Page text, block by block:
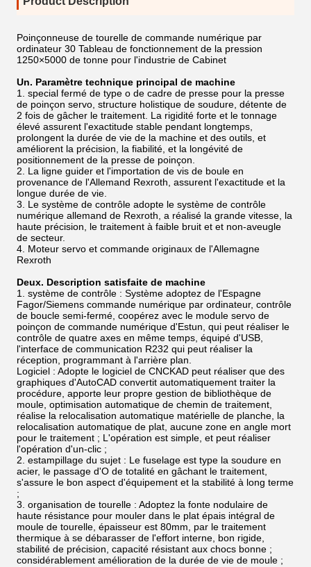
Poinçonneuse de tourelle de commande numérique par
ordinateur 30 Tableau de fonctionnement de la pression
1250×5000 de tonne pour l'industrie de Cabinet
Un. Paramètre technique principal de machine
1. special fermé de type o de cadre de presse pour la presse
de poinçon servo, structure holistique de soudure, détente de
2 fois de gâcher le traitement. La rigidité forte et le tonnage
élevé assurent l'exactitude stable pendant longtemps,
prolongent la durée de vie de la machine et des outils, et
améliorent la précision, la fiabilité, et la longévité de
positionnement de la presse de poinçon.
2. La ligne guider et l'importation de vis de boule en
provenance de l'Allemand Rexroth, assurent l'exactitude et la
longue durée de vie.
3. Le système de contrôle adopte le système de contrôle
numérique allemand de Rexroth, a réalisé la grande vitesse, la
haute précision, le traitement à faible bruit et et non-aveugle
de secteur.
4. Moteur servo et commande originaux de l'Allemagne
Rexroth
Deux. Description satisfaite de machine
1. système de contrôle : Système adoptez de l'Espagne
Fagor/Siemens commande numérique par ordinateur, contrôle
de boucle semi-fermé, coopérez avec le module servo de
poinçon de commande numérique d'Estun, qui peut réaliser le
contrôle de quatre axes en même temps, équipé d'USB,
l'interface de communication R232 qui peut réaliser la
réception, programmant à l'arrière plan.
Logiciel : Adopte le logiciel de CNCKAD peut réaliser que des
graphiques d'AutoCAD convertit automatiquement traiter la
procédure, apporte leur propre gestion de bibliothèque de
moule, optimisation automatique de chemin de traitement,
réalise la relocalisation automatique matérielle de planche, la
relocalisation automatique de plat, aucune zone en angle mort
pour le traitement ; L'opération est simple, et peut réaliser
l'opération d'un-clic ;
2. estampillage du sujet : Le fuselage est type la soudure en
acier, le passage d'O de totalité en gâchant le traitement,
s'assure le bon aspect d'équipement et la stabilité à long terme
;
3. organisation de tourelle : Adoptez la fonte nodulaire de
haute résistance pour mouler dans le plat épais intégral de
moule de tourelle, épaisseur est 80mm, par le traitement
thermique à se débarasser de l'effort interne, bon rigide,
stabilité de précision, capacité résistant aux chocs bonne ;
considérablement amélioration de la durée de vie de moule ;